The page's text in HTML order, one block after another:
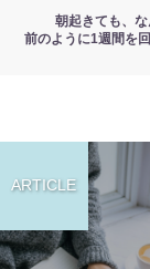
朝起きても、
前のように1週間を
ARTICLE